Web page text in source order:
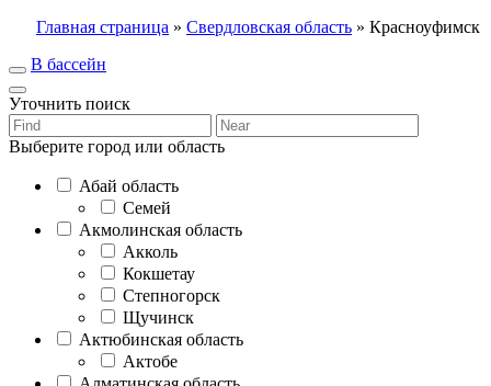
Главная страница » Свердловская область » Красноуфимск
В бассейн
Уточнить поиск
Выберите город или область
Абай область
Семей
Акмолинская область
Акколь
Кокшетау
Степногорск
Щучинск
Актюбинская область
Актобе